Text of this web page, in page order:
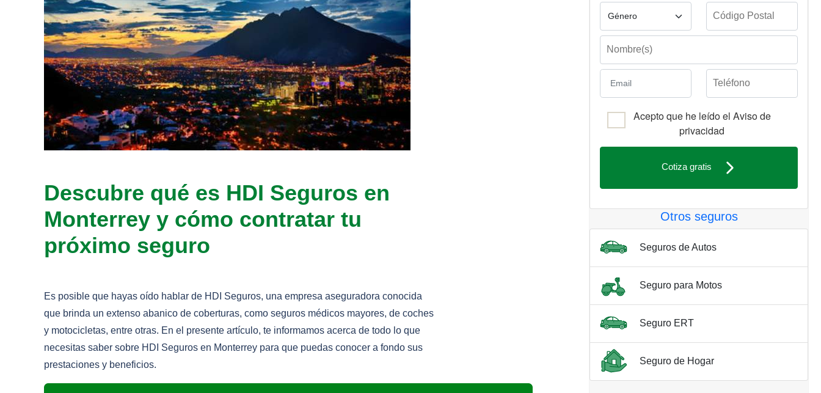
Descubre qué es HDI Seguros en
Monterrey y cómo contratar tu
próximo seguro
Es posible que hayas oído hablar de HDI Seguros, una empresa aseguradora conocida
que brinda un extenso abanico de coberturas, como seguros médicos mayores, de coches
y motocicletas, entre otras. En el presente artículo, te informamos acerca de todo lo que
necesitas saber sobre HDI Seguros en Monterrey para que puedas conocer a fondo sus
prestaciones y beneficios.
Acepto que he leído el Aviso de
privacidad
Cotiza gratis
Otros seguros
Seguros de Autos
Seguro para Motos
Seguro ERT
Seguro de Hogar